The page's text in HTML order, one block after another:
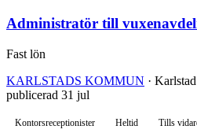
Administratör till
Fast lön
KARLSTADS KOMMUN ·
publicerad 31 jul
Kontorsreceptionister Heltid Tills